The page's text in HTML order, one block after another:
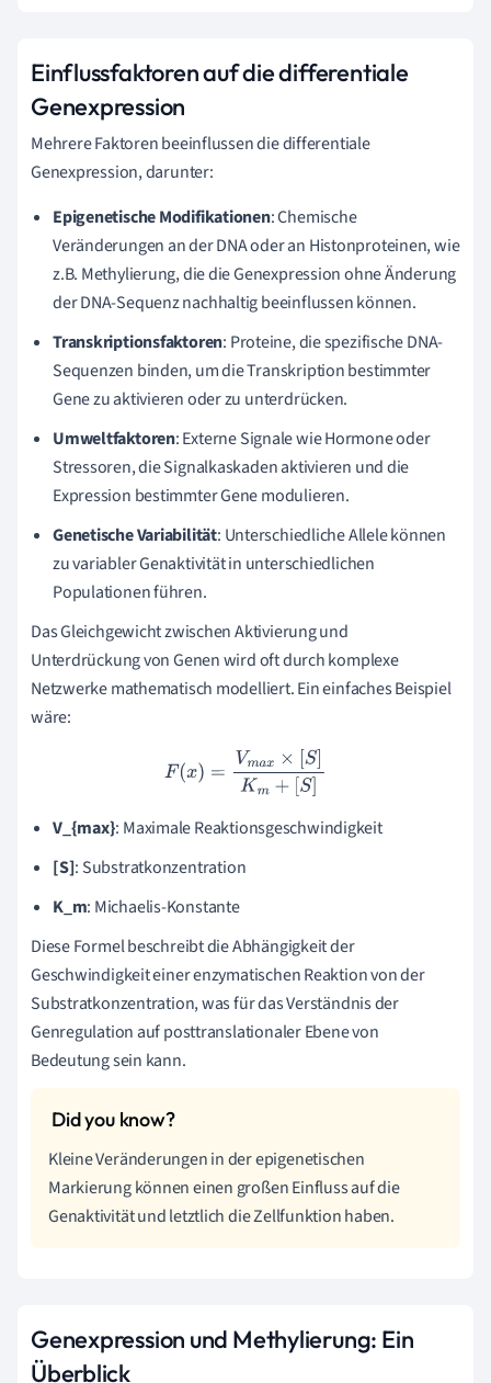
Einflussfaktoren auf die differentiale
Genexpression
Mehrere Faktoren beeinflussen die differentiale
Genexpression, darunter:
Epigenetische Modifikationen: Chemische
Veränderungen an der DNA oder an Histonproteinen, wie
z.B. Methylierung, die die Genexpression ohne Änderung
der DNA-Sequenz nachhaltig beeinflussen können.
Transkriptionsfaktoren: Proteine, die spezifische DNA-
Sequenzen binden, um die Transkription bestimmter
Gene zu aktivieren oder zu unterdrücken.
Umweltfaktoren: Externe Signale wie Hormone oder
Stressoren, die Signalkaskaden aktivieren und die
Expression bestimmter Gene modulieren.
Genetische Variabilität: Unterschiedliche Allele können
zu variabler Genaktivität in unterschiedlichen
Populationen führen.
Das Gleichgewicht zwischen Aktivierung und
Unterdrückung von Genen wird oft durch komplexe
Netzwerke mathematisch modelliert. Ein einfaches Beispiel
wäre:
F(x)=Vm x×[S]K m +[S]
V_{max}: Maximale Reaktionsgeschwindigkeit
[S]: Substratkonzentration
K_m: Michaelis-Konstante
Diese Formel beschreibt die Abhängigkeit der
Geschwindigkeit einer enzymatischen Reaktion von der
Substratkonzentration, was für das Verständnis der
Genregulation auf posttranslationaler Ebene von
Bedeutung sein kann.
Kleine Veränderungen in der epigenetischen
Markierung können einen großen Einfluss auf die
Genaktivität und letztlich die Zellfunktion haben.
Genexpression und Methylierung: Ein
Überblick